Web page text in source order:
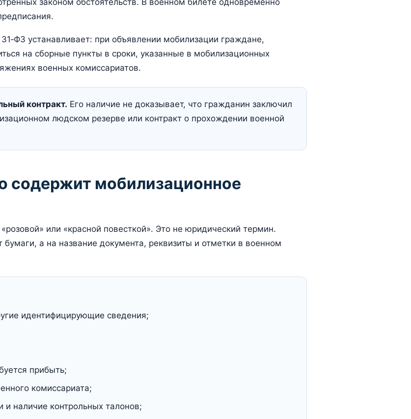
законом обстоятельств. В военном билете одновременно
устанавливает: при объявлении мобилизации граждане,
на сборные пункты в сроки, указанные в мобилизационных
военных комиссариатов.
контракт. Его наличие не доказывает, что гражданин заключил
людском резерве или контракт о прохождении военной
содержит мобилизационное
или «красной повесткой». Это не юридический термин.
а на название документа, реквизиты и отметки в военном
идентифицирующие сведения;
прибыть;
комиссариата;
и наличие контрольных талонов;